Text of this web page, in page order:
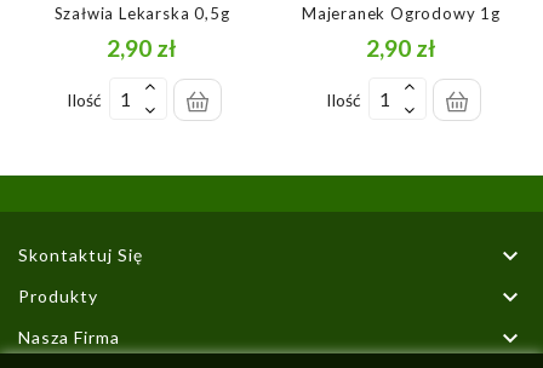
Szałwia Lekarska 0,5g
2,90 zł
Ilość
Majeranek Ogrodowy 1g
2,90 zł
Ilość
Skontaktuj Się 
Produkty 
Nasza Firma
